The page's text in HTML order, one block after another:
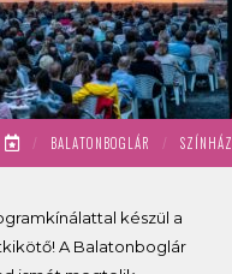
/ BALATONBOGLÁR / SZÍNHÁZ
készül a
A Balatonboglár